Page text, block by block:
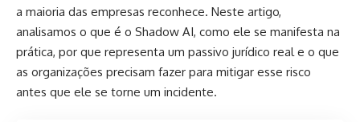
a maioria das empresas reconhece. Neste artigo,
analisamos o que é o Shadow AI, como ele se manifesta na
prática, por que representa um passivo jurídico real e o que
as organizações precisam fazer para mitigar esse risco
antes que ele se torne um incidente.